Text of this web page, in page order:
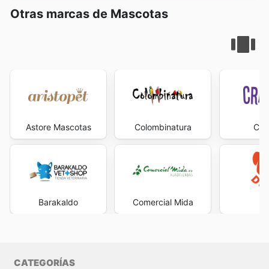
Otras marcas de Mascotas
Astore Mascotas
Barakaldo
Colombinatura
Comercial Mida
CATEGORÍAS